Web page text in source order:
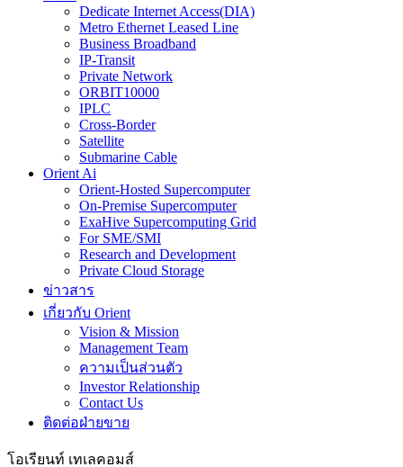
Dedicate Internet Access(DIA)
Metro Ethernet Leased Line
Business Broadband
IP-Transit
Private Network
ORBIT10000
IPLC
Cross-Border
Satellite
Submarine Cable
Orient Ai
Orient-Hosted Supercomputer
On-Premise Supercomputer
ExaHive Supercomputing Grid
For SME/SMI
Research and Development
Private Cloud Storage
ข่าวสาร
เกี่ยวกับ Orient
Vision & Mission
Management Team
ความเป็นส่วนตัว
Investor Relationship
Contact Us
ติดต่อฝ่ายขาย
โอเรียนท์ เทเลคอมส์